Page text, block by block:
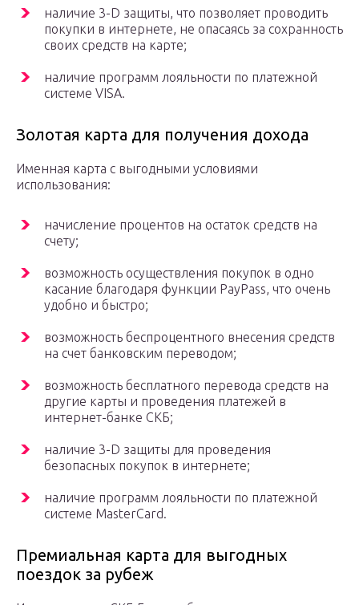
наличие 3-D защиты, что позволяет проводить
покупки в интернете, не опасаясь за сохранность
своих средств на карте;
наличие программ лояльности по платежной
системе VISA.
Золотая карта для получения дохода
Именная карта с выгодными условиями
использования:
начисление процентов на остаток средств на
счету;
возможность осуществления покупок в одно
касание благодаря функции PayPass, что очень
удобно и быстро;
возможность беспроцентного внесения средств
на счет банковским переводом;
возможность бесплатного перевода средств на
другие карты и проведения платежей в
интернет-банке СКБ;
наличие 3-D защиты для проведения
безопасных покупок в интернете;
наличие программ лояльности по платежной
системе MasterCard.
Премиальная карта для выгодных
поездок за рубеж